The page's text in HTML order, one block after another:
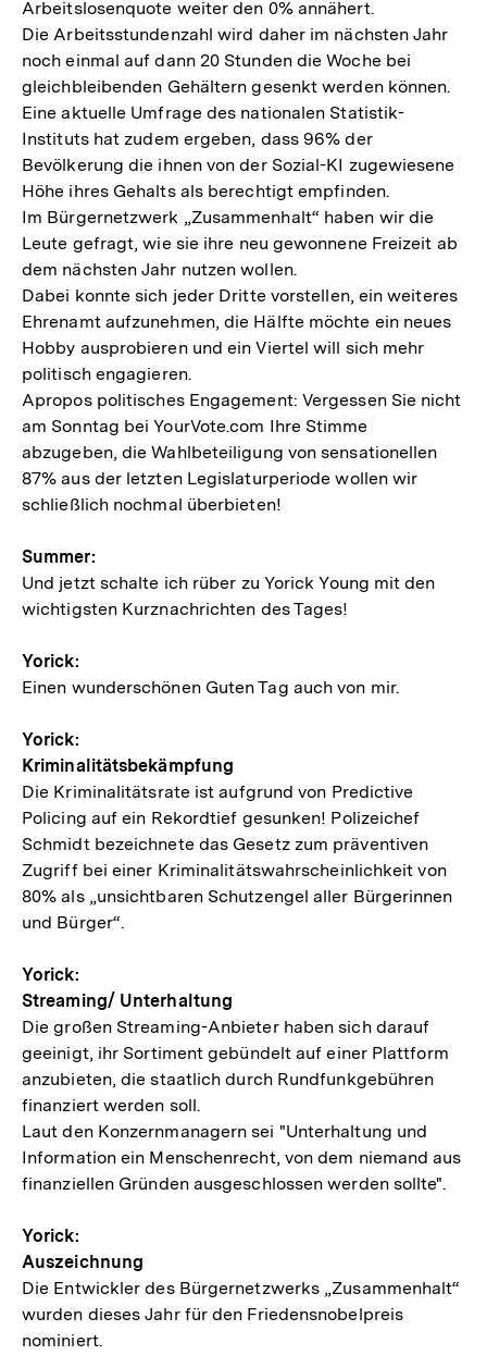
Arbeitslosenquote weiter den 0% annähert.
Die Arbeitsstundenzahl wird daher im nächsten Jahr
noch einmal auf dann 20 Stunden die Woche bei
gleichbleibenden Gehältern gesenkt werden können.
Eine aktuelle Umfrage des nationalen Statistik-
Instituts hat zudem ergeben, dass 96% der
Bevölkerung die ihnen von der Sozial-KI zugewiesene
Höhe ihres Gehalts als berechtigt empfinden.
Im Bürgernetzwerk „Zusammenhalt“ haben wir die
Leute gefragt, wie sie ihre neu gewonnene Freizeit ab
dem nächsten Jahr nutzen wollen.
Dabei konnte sich jeder Dritte vorstellen, ein weiteres
Ehrenamt aufzunehmen, die Hälfte möchte ein neues
Hobby ausprobieren und ein Viertel will sich mehr
politisch engagieren.
Apropos politisches Engagement: Vergessen Sie nicht
am Sonntag bei YourVote.com Ihre Stimme
abzugeben, die Wahlbeteiligung von sensationellen
87% aus der letzten Legislaturperiode wollen wir
schließlich nochmal überbieten!
Summer:
Und jetzt schalte ich rüber zu Yorick Young mit den
wichtigsten Kurznachrichten des Tages!
Yorick:
Einen wunderschönen Guten Tag auch von mir.
Yorick:
Kriminalitätsbekämpfung
Die Kriminalitätsrate ist aufgrund von Predictive
Policing auf ein Rekordtief gesunken! Polizeichef
Schmidt bezeichnete das Gesetz zum präventiven
Zugriff bei einer Kriminalitätswahrscheinlichkeit von
80% als „unsichtbaren Schutzengel aller Bürgerinnen
und Bürger“.
Yorick:
Streaming/ Unterhaltung
Die großen Streaming-Anbieter haben sich darauf
geeinigt, ihr Sortiment gebündelt auf einer Plattform
anzubieten, die staatlich durch Rundfunkgebühren
finanziert werden soll.
Laut den Konzernmanagern sei "Unterhaltung und
Information ein Menschenrecht, von dem niemand aus
finanziellen Gründen ausgeschlossen werden sollte".
Yorick:
Auszeichnung
Die Entwickler des Bürgernetzwerks „Zusammenhalt“
wurden dieses Jahr für den Friedensnobelpreis
nominiert.